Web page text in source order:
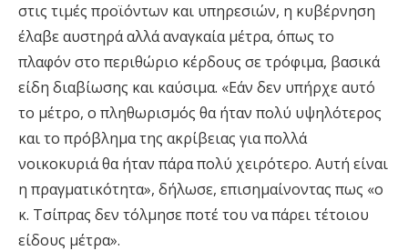
στις τιμές προϊόντων και υπηρεσιών, η κυβέρνηση
έλαβε αυστηρά αλλά αναγκαία μέτρα, όπως το
πλαφόν στο περιθώριο κέρδους σε τρόφιμα, βασικά
είδη διαβίωσης και καύσιμα. «Εάν δεν υπήρχε αυτό
το μέτρο, ο πληθωρισμός θα ήταν πολύ υψηλότερος
και το πρόβλημα της ακρίβειας για πολλά
νοικοκυριά θα ήταν πάρα πολύ χειρότερο. Αυτή είναι
η πραγματικότητα», δήλωσε, επισημαίνοντας πως «ο
κ. Τσίπρας δεν τόλμησε ποτέ του να πάρει τέτοιου
είδους μέτρα».